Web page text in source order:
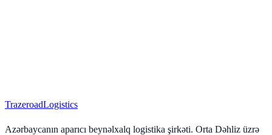
TrazeroadLogistics
Azərbaycanın aparıcı beynəlxalq logistika şirkəti. Orta Dəhliz üzrə